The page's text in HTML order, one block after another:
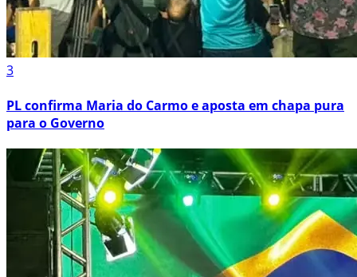
3
PL confirma Maria do Carmo e aposta em chapa pura
para o Governo